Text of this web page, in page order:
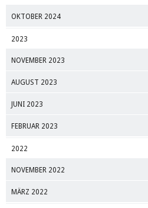
OKTOBER 2024
2023
NOVEMBER 2023
AUGUST 2023
JUNI 2023
FEBRUAR 2023
2022
NOVEMBER 2022
MÄRZ 2022